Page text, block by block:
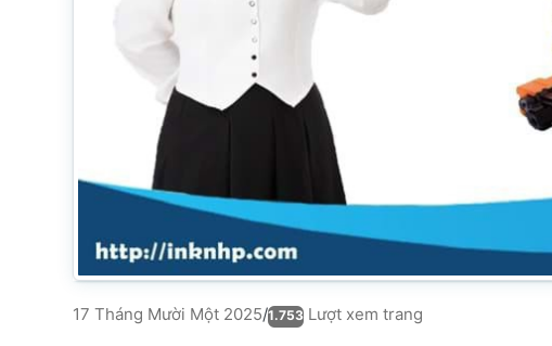
17 Tháng Mười Một 2025/1.753 Lượt xem trang